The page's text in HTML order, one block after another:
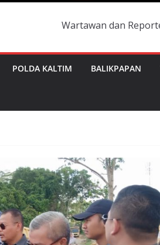
Wartawan dan Reporter
POLDA KALTIM BALIKPAPAN